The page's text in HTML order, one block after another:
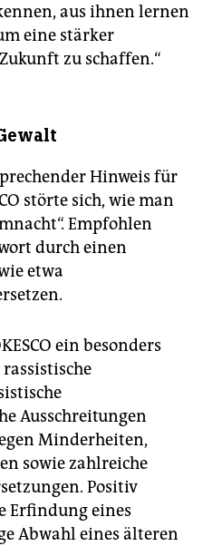
aus ihnen lernen
eine stärker
zu schaffen.“
Hinweis für
störte sich, wie man
Empfohlen
durch einen
etwa
ein besonders
Ausschreitungen
Minderheiten,
sowie zahlreiche
Positiv
Erfindung eines
Abwahl eines älteren